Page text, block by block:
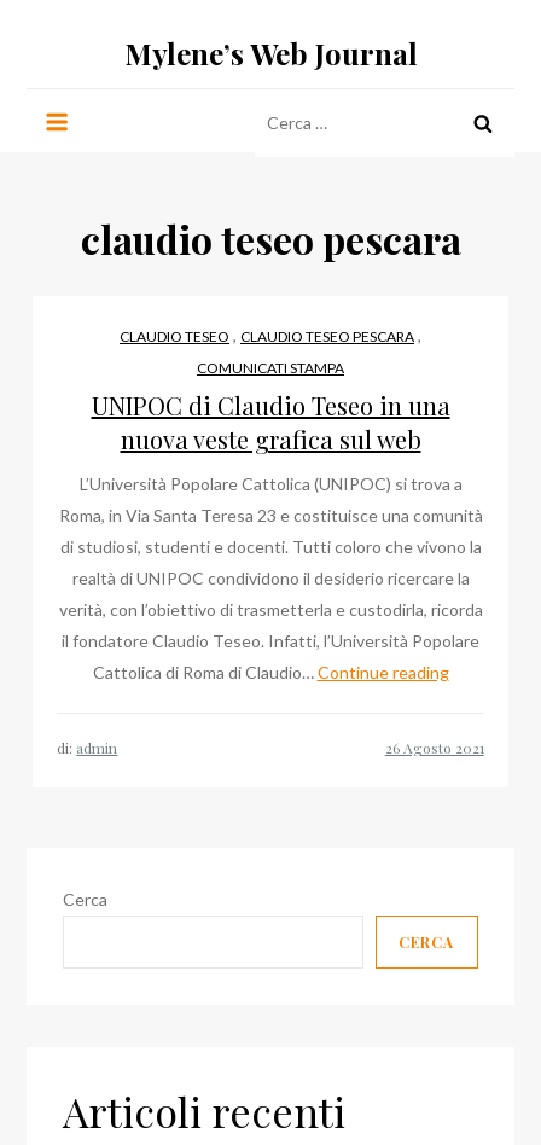
Mylene’s Web Journal
per:
claudio teseo pescara
CLAUDIO TESEO , CLAUDIO TESEO PESCARA ,
COMUNICATI STAMPA
UNIPOC di Claudio Teseo in una
nuova veste grafica sul web
L’Università Popolare Cattolica (UNIPOC) si trova a
Roma, in Via Santa Teresa 23 e costituisce una comunità
di studiosi, studenti e docenti. Tutti coloro che vivono la
realtà di UNIPOC condividono il desiderio ricercare la
verità, con l’obiettivo di trasmetterla e custodirla, ricorda
il fondatore Claudio Teseo. Infatti, l’Università Popolare
Cattolica di Roma di Claudio…Continue readingUNIPOC
grafica
sul
di: admin
Cerca
CERCA
Articoli recenti